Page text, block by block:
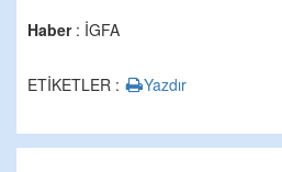
Haber: İGFA
ETİKETLER : Yazdır